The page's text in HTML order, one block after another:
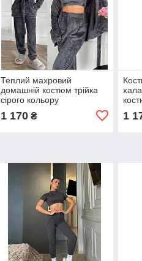
Теплий махровий
домашній костюм трійка
сірого кольору
1 170₴ 1